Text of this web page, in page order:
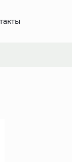
мес.